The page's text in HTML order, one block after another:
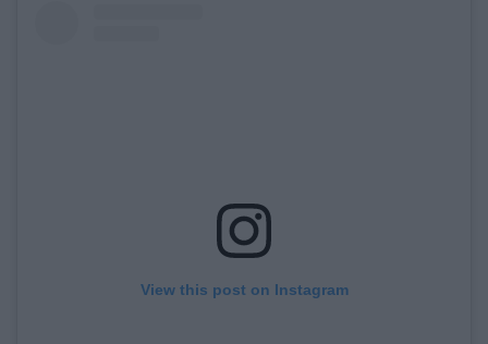
View this post on Instagram